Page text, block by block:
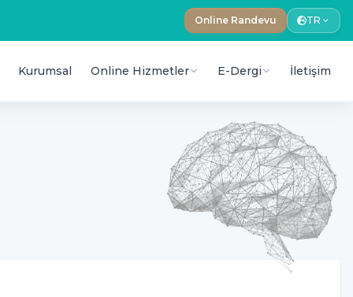
Online Randevu TR
Kurumsal Online Hizmetler E-Dergi İletişim